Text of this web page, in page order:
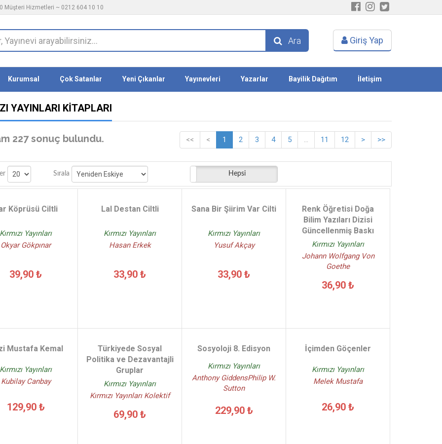
Müşteri Hizmetleri ~ 0212 604 10 10
Ara Giriş Yap
Kurumsal Çok Satanlar Yeni Çıkanlar Yayınevleri Yazarlar Bayilik Dağıtım İletişim
YAYINLARI KITAPLARI
227 sonuç bulundu. << < 1 2 3 4 5 ... 11 12 > >>
Sırala Stoktakiler Hepsi
Köprüsü Ciltli
Kırmızı Yayınları
Okyar Gökpınar
39,90 ₺
Lal Destan Ciltli
Kırmızı Yayınları
Hasan Erkek
33,90 ₺
Sana Bir Şiirim Var Cilti
Kırmızı Yayınları
Yusuf Akçay
33,90 ₺
Renk Öğretisi Doğa
Bilim Yazıları Dizisi
Güncellenmiş Baskı
Kırmızı Yayınları
Johann Wolfgang Von
Goethe
36,90 ₺
Mustafa Kemal
Kırmızı Yayınları
Kubilay Canbay
129,90 ₺
Türkiyede Sosyal
Politika ve Dezavantajli
Gruplar
Kırmızı Yayınları
Kırmızı Yayınları Kolektif
69,90 ₺
Sosyoloji 8. Edisyon
Kırmızı Yayınları
Anthony GiddensPhilip W.
Sutton
229,90 ₺
İçimden Göçenler
Kırmızı Yayınları
Melek Mustafa
26,90 ₺